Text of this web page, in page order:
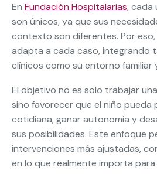
En Fundación Hospitalarias, cada
son únicos, ya que sus
contexto son diferentes. Por
adapta a cada caso, integrando
clínicos como su entorno familiar
El objetivo no es solo trabajar
sino favorecer que el niño pueda
cotidiana, ganar autonomía y
sus posibilidades. Este enfoque
intervenciones más ajustadas,
en lo que realmente importa para